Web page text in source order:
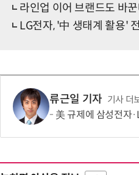
라인업 이어 브랜드도 바꾼다…LG
LG전자, '中 생태계 활용' 전략
류근일 기자 기사 더
美 규제에 삼성전자·LG전자 '로청'